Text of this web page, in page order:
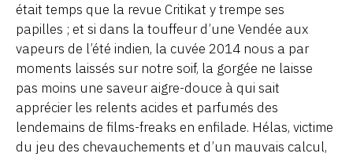
était temps que la revue Critikat y trempe ses
papilles ; et si dans la touffeur d’une Vendée aux
vapeurs de l’été indien, la cuvée 2014 nous a par
moments laissés sur notre soif, la gorgée ne laisse
pas moins une saveur aigre-douce à qui sait
apprécier les relents acides et parfumés des
lendemains de films-freaks en enfilade. Hélas, victime
du jeu des chevauchements et d’un mauvais calcul,